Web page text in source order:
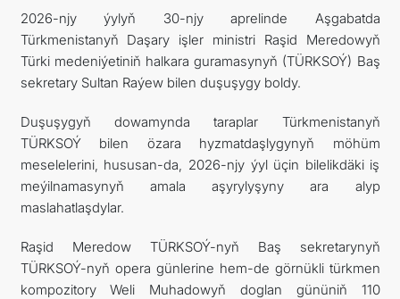
2026-njy ýylyň 30-njy aprelinde Aşgabatda
Türkmenistanyň Daşary işler ministri Raşid Meredowyň
Türki medeniýetiniň halkara guramasynyň (TÜRKSOÝ) Baş
sekretary Sultan Raýew bilen duşuşygy boldy.
Duşuşygyň dowamynda taraplar Türkmenistanyň
TÜRKSOÝ bilen özara hyzmatdaşlygynyň möhüm
meselelerini, hususan-da, 2026-njy ýyl üçin bilelikdäki iş
meýilnamasynyň amala aşyrylyşyny ara alyp
maslahatlaşdylar.
Raşid Meredow TÜRKSOÝ-nyň Baş sekretarynyň
TÜRKSOÝ-nyň opera günlerine hem-de görnükli türkmen
kompozitory Weli Muhadowyň doglan gününiň 110